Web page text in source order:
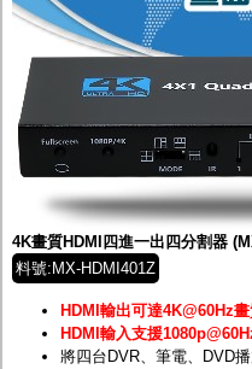
4K畫質HDMI四進一出四分割器
料號:MX-HDMI401Z
HDMI輸出可達4K@60Hz
HDMI輸入支援
將四台DVR、筆電、DVD